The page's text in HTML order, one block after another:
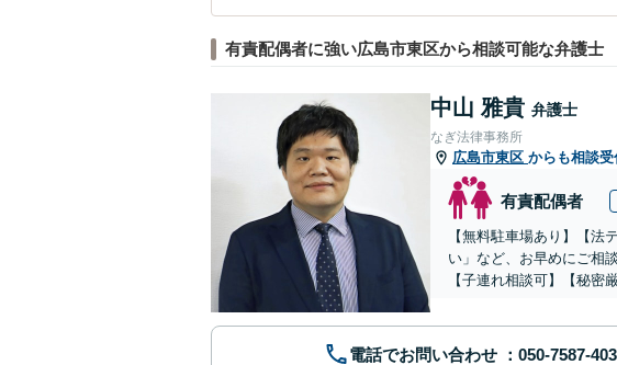
有責配偶者に強い広島市東区から相談可能な弁護士
中山 雅貴 弁護士
なぎ法律事務所
広島市東区 からも相談受
有責配偶者
【無料駐車場あり】【
い」など、お早めにご相
【子連れ相談可】【秘密厳
電話でお問い合わせ